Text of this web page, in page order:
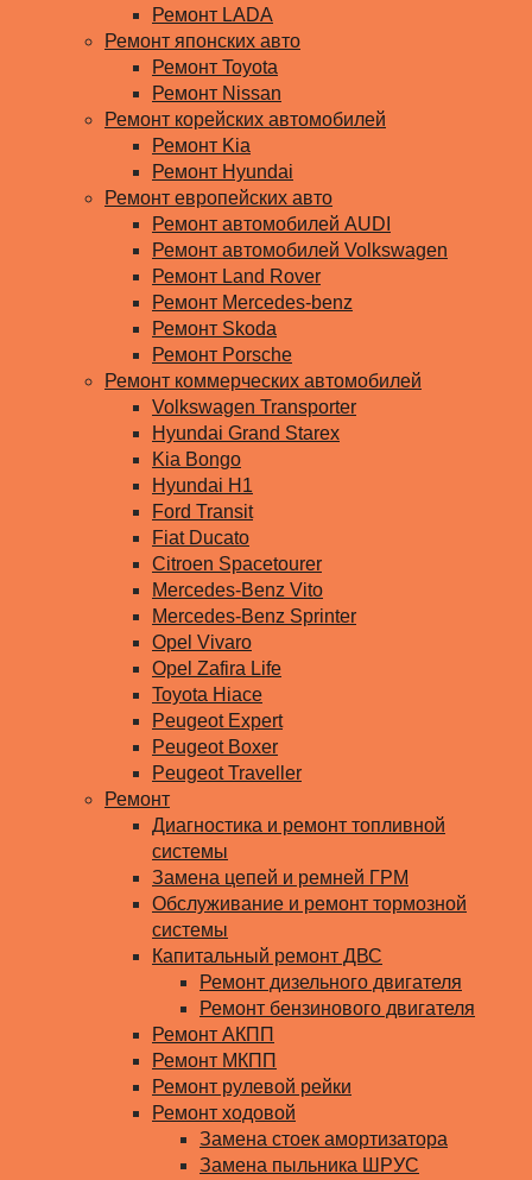
Ремонт LADA
Ремонт японских авто
Ремонт Toyota
Ремонт Nissan
Ремонт корейских автомобилей
Ремонт Kia
Ремонт Hyundai
Ремонт европейских авто
Ремонт автомобилей AUDI
Ремонт автомобилей Volkswagen
Ремонт Land Rover
Ремонт Mercedes-benz
Ремонт Skoda
Ремонт Porsche
Ремонт коммерческих автомобилей
Volkswagen Transporter
Hyundai Grand Starex
Kia Bongo
Hyundai H1
Ford Transit
Fiat Ducato
Citroen Spacetourer
Mercedes-Benz Vito
Mercedes-Benz Sprinter
Opel Vivaro
Opel Zafira Life
Toyota Hiace
Peugeot Expert
Peugeot Boxer
Peugeot Traveller
Ремонт
Диагностика и ремонт топливной
системы
Замена цепей и ремней ГРМ
Обслуживание и ремонт тормозной
системы
Капитальный ремонт ДВС
Ремонт дизельного двигателя
Ремонт бензинового двигателя
Ремонт АКПП
Ремонт МКПП
Ремонт рулевой рейки
Ремонт ходовой
Замена стоек амортизатора
Замена пыльника ШРУС